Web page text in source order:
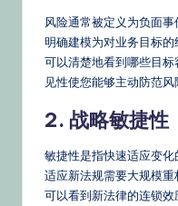
风险通常被定义为负面
明确建模为对业务目标
可以清楚地看到哪些目
见性使您能够主动防范风
2. 战略敏捷性
敏捷性是指快速适应变化
适应新法规需要大规模
可以看到新法律的连锁